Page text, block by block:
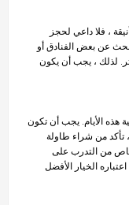
، فلا داعي لحجز
عن بعض الفنادق أو
لذلك ، يجب أن يكون
هذه الأيام. يجب أن تكون
تأكد من شراء طاولة
من التدرب على
الخيار الأفضل